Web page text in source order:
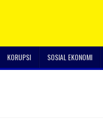
KORUPSI SOSIAL EKONOMI